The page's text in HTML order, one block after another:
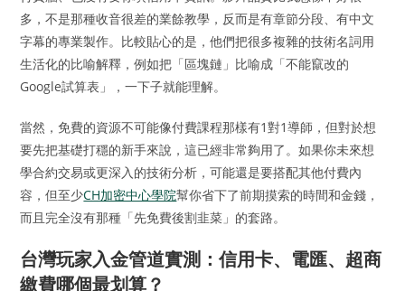
多，不是那種收音很差的業餘教學，反而是有章節分段、有中文
字幕的專業製作。比較貼心的是，他們把很多複雜的技術名詞用
生活化的比喻解釋，例如把「區塊鏈」比喻成「不能竄改的
Google試算表」，一下子就能理解。
當然，免費的資源不可能像付費課程那樣有1對1導師，但對於想
要先把基礎打穩的新手來說，這已經非常夠用了。如果你未來想
學合約交易或更深入的技術分析，可能還是要搭配其他付費內
容，但至少CH加密中心學院幫你省下了前期摸索的時間和金錢，
而且完全沒有那種「先免費後割韭菜」的套路。
台灣玩家入金管道實測：信用卡、電匯、超商
繳費哪個最划算？